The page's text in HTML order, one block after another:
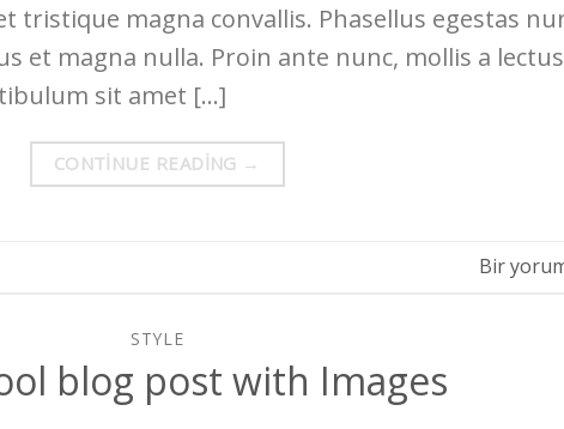
tristique magna convallis. Phasellus egestas
et magna nulla. Proin ante nunc, mollis a
sit amet […]
CONTINUE READING →
Bir
STYLE
blog post with Images